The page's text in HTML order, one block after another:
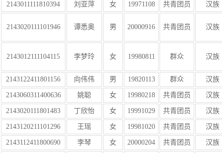
2143011111810394 刘亚萍 女 19971108 共青团员 汉族
2143020111101946 谭悉奥 男 20000916 共青团员 汉族
2143012111104115 李梦玲 女 19980811 群众 汉族
2143122411801156 向伟伟 男 19820113 群众 汉族
2143060311400636 姚聪 女 19980218 共青团员 汉族
2143020111801483 丁欣怡 女 19991029 共青团员 汉族
2143120211101296 王瑶 女 19981020 共青团员 汉族
2143112411800690 李琴 女 20000204 共青团员 汉族